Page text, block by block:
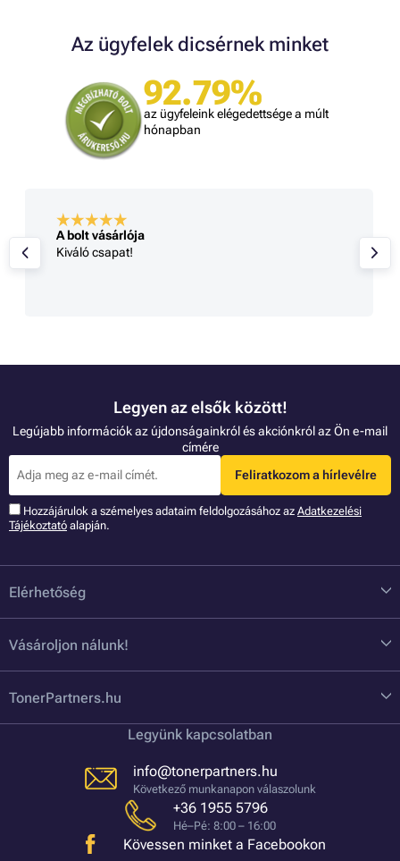
Az ügyfelek dicsérnek minket
92.79%
az ügyfeleink elégedettsége a múlt
hónapban
A bolt vásárlója
Kiváló csapat!
Legyen az elsők között!
Legújabb információk az újdonságainkról és akciónkról az Ön e-mail
címére
Feliratkozom a hírlevélre
Hozzájárulok a szémelyes adataim feldolgozásához az Adatkezelési
Tájékoztató alapján.
Elérhetőség
Vásároljon nálunk!
TonerPartners.hu
Legyünk kapcsolatban
info@tonerpartners.hu
Következő munkanapon válaszolunk
+36 1955 5796
Hé–Pé: 8:00 – 16:00
Kövessen minket a Facebookon